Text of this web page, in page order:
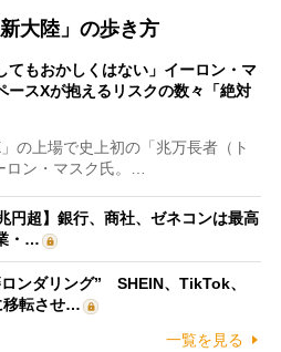
大陸」の歩き方
てもおかしくはない」イーロン・マ
ースXが抱えるリスクの数々「絶対
の上場で史上初の「兆万長者（ト
ロン・マスク氏。…
円超】銀行、商社、ゼネコンは最高
・…
ンダリング” SHEIN、TikTok、
移転させ…
一覧を見る